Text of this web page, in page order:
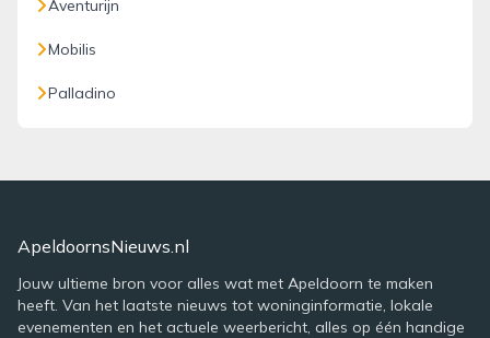
Aventurijn
Mobilis
Palladino
ApeldoornsNieuws.nl
Jouw ultieme bron voor alles wat met Apeldoorn te maken
heeft. Van het laatste nieuws tot woninginformatie, lokale
evenementen en het actuele weerbericht, alles op één handige